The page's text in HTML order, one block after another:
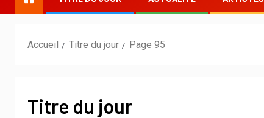
Accueil Titre du jour Page 95
Titre du jour